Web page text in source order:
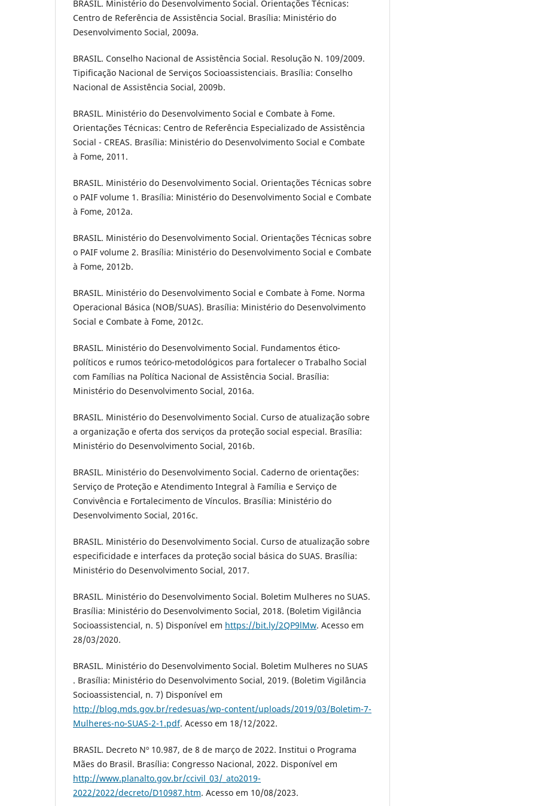
BRASIL. Ministério do Desenvolvimento Social. Orientações Técnicas:
Centro de Referência de Assistência Social. Brasília: Ministério do
Desenvolvimento Social, 2009a.
BRASIL. Conselho Nacional de Assistência Social. Resolução N. 109/2009.
Tipificação Nacional de Serviços Socioassistenciais. Brasília: Conselho
Nacional de Assistência Social, 2009b.
BRASIL. Ministério do Desenvolvimento Social e Combate à Fome.
Orientações Técnicas: Centro de Referência Especializado de Assistência
Social - CREAS. Brasília: Ministério do Desenvolvimento Social e Combate
à Fome, 2011.
BRASIL. Ministério do Desenvolvimento Social. Orientações Técnicas sobre
o PAIF volume 1. Brasília: Ministério do Desenvolvimento Social e Combate
à Fome, 2012a.
BRASIL. Ministério do Desenvolvimento Social. Orientações Técnicas sobre
o PAIF volume 2. Brasília: Ministério do Desenvolvimento Social e Combate
à Fome, 2012b.
BRASIL. Ministério do Desenvolvimento Social e Combate à Fome. Norma
Operacional Básica (NOB/SUAS). Brasília: Ministério do Desenvolvimento
Social e Combate à Fome, 2012c.
BRASIL. Ministério do Desenvolvimento Social. Fundamentos ético-
políticos e rumos teórico-metodológicos para fortalecer o Trabalho Social
com Famílias na Política Nacional de Assistência Social. Brasília:
Ministério do Desenvolvimento Social, 2016a.
BRASIL. Ministério do Desenvolvimento Social. Curso de atualização sobre
a organização e oferta dos serviços da proteção social especial. Brasília:
Ministério do Desenvolvimento Social, 2016b.
BRASIL. Ministério do Desenvolvimento Social. Caderno de orientações:
Serviço de Proteção e Atendimento Integral à Família e Serviço de
Convivência e Fortalecimento de Vínculos. Brasília: Ministério do
Desenvolvimento Social, 2016c.
BRASIL. Ministério do Desenvolvimento Social. Curso de atualização sobre
especificidade e interfaces da proteção social básica do SUAS. Brasília:
Ministério do Desenvolvimento Social, 2017.
BRASIL. Ministério do Desenvolvimento Social. Boletim Mulheres no SUAS.
Brasília: Ministério do Desenvolvimento Social, 2018. (Boletim Vigilância
Socioassistencial, n. 5) Disponível em https://bit.ly/2QP9lMw. Acesso em
28/03/2020.
BRASIL. Ministério do Desenvolvimento Social. Boletim Mulheres no SUAS
. Brasília: Ministério do Desenvolvimento Social, 2019. (Boletim Vigilância
Socioassistencial, n. 7) Disponível em
http://blog.mds.gov.br/redesuas/wp-content/uploads/2019/03/Boletim-7-
Mulheres-no-SUAS-2-1.pdf. Acesso em 18/12/2022.
BRASIL. Decreto Nº 10.987, de 8 de março de 2022. Institui o Programa
Mães do Brasil. Brasília: Congresso Nacional, 2022. Disponível em
http://www.planalto.gov.br/ccivil_03/_ato2019-
2022/2022/decreto/D10987.htm. Acesso em 10/08/2023.